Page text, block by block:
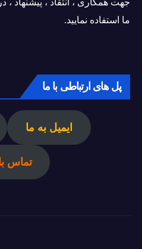
جهت همکاری ، انتقاد ، پیشنهاد
ما استفاده نمایید.
پل های ارتباطی با ما
ایمیل به ما
تماس